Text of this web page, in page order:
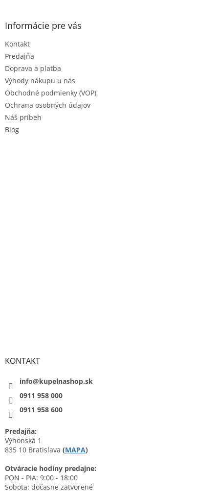
Informácie pre vás
Kontakt
Predajňa
Doprava a platba
Výhody nákupu u nás
Obchodné podmienky (VOP)
Ochrana osobných údajov
Náš príbeh
Blog
KONTAKT
info@kupelnashop.sk
0911 958 000
0911 958 600
Predajňa:
Výhonská 1
835 10 Bratislava (MAPA)
Otváracie hodiny predajne:
PON - PIA: 9:00 - 18:00
Sobota: dočasne zatvorené